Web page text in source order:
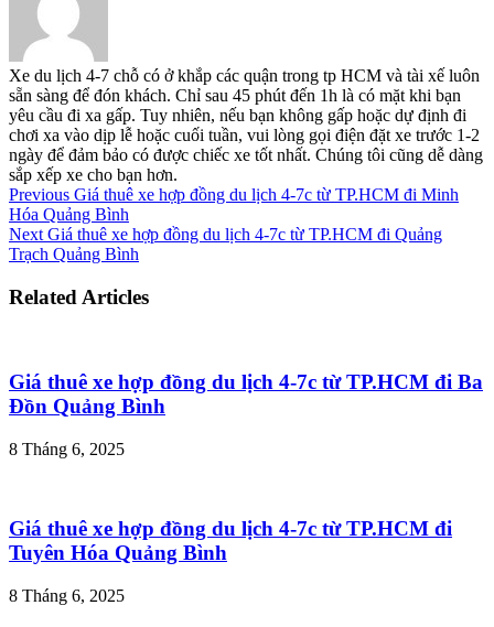
Xe du lịch 4-7 chỗ có ở khắp các quận trong tp HCM và tài xế luôn
sẵn sàng để đón khách. Chỉ sau 45 phút đến 1h là có mặt khi bạn
yêu cầu đi xa gấp. Tuy nhiên, nếu bạn không gấp hoặc dự định đi
chơi xa vào dịp lễ hoặc cuối tuần, vui lòng gọi điện đặt xe trước 1-2
ngày để đảm bảo có được chiếc xe tốt nhất. Chúng tôi cũng dễ dàng
sắp xếp xe cho bạn hơn.
Previous Giá thuê xe hợp đồng du lịch 4-7c từ TP.HCM đi Minh
Hóa Quảng Bình
Next Giá thuê xe hợp đồng du lịch 4-7c từ TP.HCM đi Quảng
Trạch Quảng Bình
Related Articles
Giá thuê xe hợp đồng du lịch 4-7c từ TP.HCM đi Ba
Đồn Quảng Bình
8 Tháng 6, 2025
Giá thuê xe hợp đồng du lịch 4-7c từ TP.HCM đi
Tuyên Hóa Quảng Bình
8 Tháng 6, 2025